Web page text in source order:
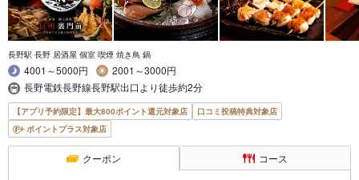
長野駅 長野 居酒屋 個室 喫煙 焼き鳥 鍋
4001～5000円
2001～3000円
長野電鉄長野線長野駅出口より徒歩約2分
【アプリ予約限定】最大800ポイント還元対象店
口コミ投稿特典対象店
ポイントプラス対象店
クーポン コース